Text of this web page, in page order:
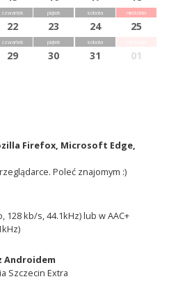
czwartek
22
piątek
23
sobota
24
niedziela
25
czwartek
29
piątek
30
sobota
31 01
Firefox, Microsoft Edge,
Poleć znajomym :)
128 kb/s, 44.1kHz) lub w AAC+
Androidem
Szczecin Extra